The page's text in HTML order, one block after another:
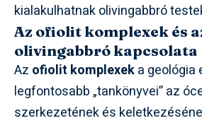
kialakulhatnak olivingabbró
Az ofiolit komplexek és
olivingabbró kapcsolata
Az ofiolit komplexeka geológia
legfontosabb „tankönyvei” az
szerkezetének és